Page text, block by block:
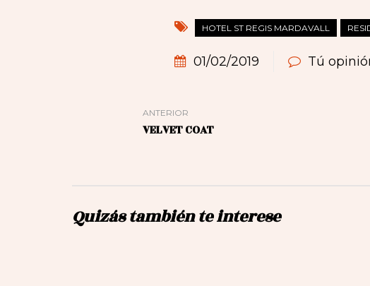
HOTEL ST REGIS MARDAVALL
01/02/2019 Tú
ANTERIOR
VELVET COAT
Quizás también te interese